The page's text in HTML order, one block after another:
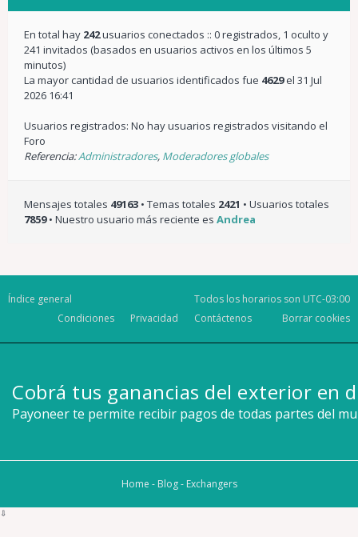
En total hay 242usuarios conectados :: 0 registrados, 1 oculto y
241 invitados (basados en usuarios activos en los últimos 5
minutos)
La mayor cantidad de usuarios identificados fue 4629el 31 Jul
2026 16:41
Usuarios registrados: No hay usuarios registrados visitando el
Foro
Referencia:Administradores, Moderadores globales
Mensajes totales 49163 • Temas totales 2421 • Usuarios totales
7859• Nuestro usuario más reciente es Andrea
Índice general Todos los horarios son UTC-03:00
Borrar cookies
Contáctenos
Privacidad
Condiciones
Cobrá tus ganancias del exterior en
Payoneer te permite recibir pagos de todas partes del
Home - Blog- Exchangers
⇩